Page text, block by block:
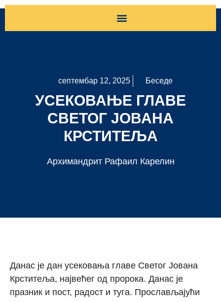
септембар 12, 2025 Беседе
УСЕКОВАЊЕ ГЛАВЕ
СВЕТОГ ЈОВАНА
КРСТИТЕЉА
Архимандрит Рафаил Карелин
Данас је дан усековања главе Светог Јована
Крститеља, највећег од пророка. Данас је
празник и пост, радост и туга. Прослављајући